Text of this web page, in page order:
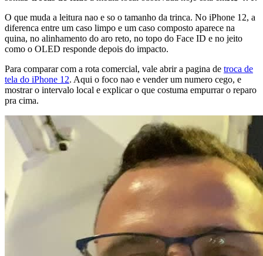
O que muda a leitura nao e so o tamanho da trinca. No iPhone 12, a
diferenca entre um caso limpo e um caso composto aparece na
quina, no alinhamento do aro reto, no topo do Face ID e no jeito
como o OLED responde depois do impacto.
Para comparar com a rota comercial, vale abrir a pagina de troca de
tela do iPhone 12. Aqui o foco nao e vender um numero cego, e
mostrar o intervalo local e explicar o que costuma empurrar o reparo
pra cima.